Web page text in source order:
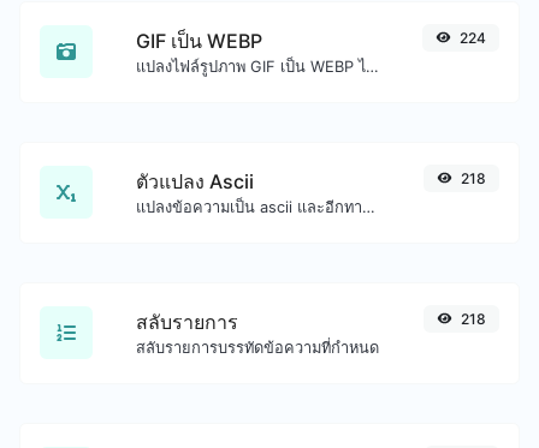
GIF เป็น WEBP
แปลงไฟล์รูปภาพ GIF เป็น WEBP ได้อย่างง่ายดาย
224
ตัวแปลง Ascii
แปลงข้อความเป็น ascii และอีกทางหนึ่งสำหรับอินพุตสตริงใดๆ
218
สลับรายการ
สลับรายการบรรทัดข้อความที่กำหนด
218